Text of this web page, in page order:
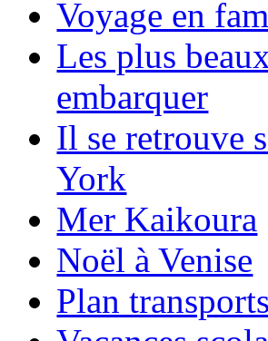
Voyage en
Les plus
embarquer
Il se retrouve
York
Mer Kaikoura
Noël à Venise
Plan